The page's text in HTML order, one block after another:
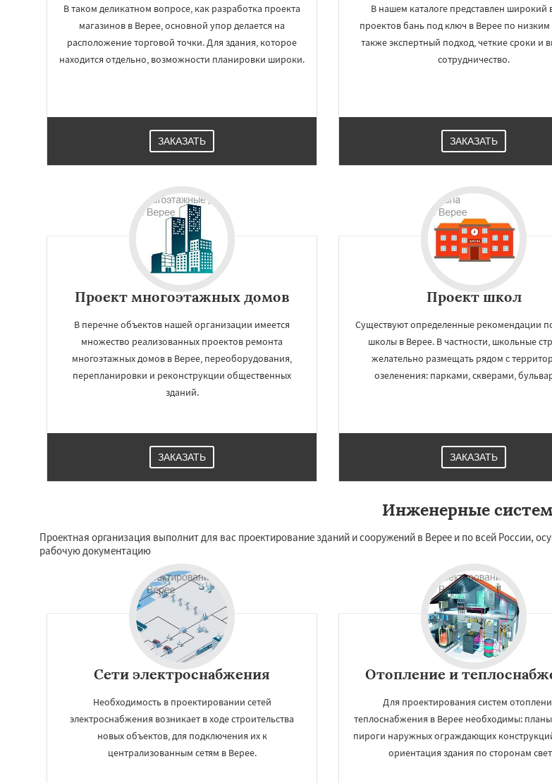
Лосино-Петровский
Луховицы
Лыткарино
Люберцы
Мытищи
Наро-Фоминск
Одинцово
В таком деликатном вопросе, как разработка проекта
магазинов в Верее, основной упор делается на
расположение торговой точки. Для здания, которое
находится отдельно, возможности планировки широки.
ЗАКАЗАТЬ
В нашем каталоге представлен широкий
проектов бань под ключ в Верее по низким
также экспертный подход, четкие сроки и
сотрудничество.
ЗАКАЗАТЬ
Проект многоэтажных домов
В перечне объектов нашей организации имеется
множество реализованных проектов ремонта
многоэтажных домов в Верее, переоборудования,
перепланировки и реконструкции общественных
зданий.
ЗАКАЗАТЬ
Проект школ
Существуют определенные рекомендации
школы в Верее. В частности, школьные
желательно размещать рядом с
озеленения: парками, скверами,
ЗАКАЗАТЬ
Инженерные
Проектная организация выполнит для вас проектирование зданий и сооружений в Верее и по всей России,
рабочую документацию
Сети электроснабжения
Необходимость в проектировании сетей
электроснабжения возникает в ходе строительства
новых объектов, для подключения их к
централизованным сетям в Верее.
Отопление и
Для проектирования систем
теплоснабжения в Верее необходимы:
пироги наружных ограждающих
ориентация здания по сторонам